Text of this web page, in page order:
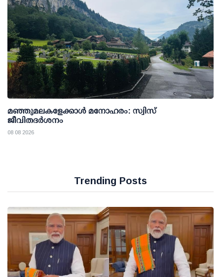
മഞ്ഞുമലകളേക്കാൾ മനോഹരം: സ്വിസ്
ജീവിതദർശനം
08 08 2026
Trending Posts